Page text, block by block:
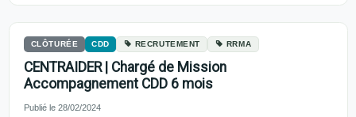
CLÔTURÉE CDD RECRUTEMENT RRMA
CENTRAIDER | Chargé de Mission
Accompagnement CDD 6 mois
Publié le 28/02/2024